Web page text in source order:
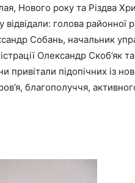
Нового року та Різдва
голова районної
Собань, начальник
Олександр Скоб’як
підопічних із
благополуччя,